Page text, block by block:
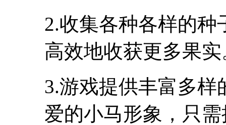
2.收集各种各样的
高效地收获更多果实
3.游戏提供丰富多
爱的小马形象，只